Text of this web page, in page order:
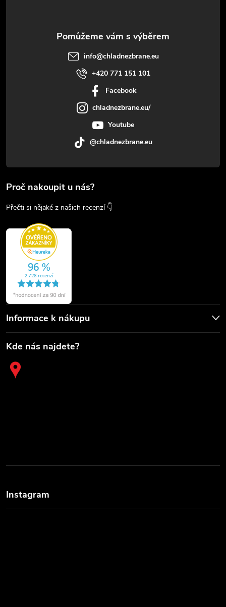
info@chladnezbrane.eu
+420 771 151 101
Facebook
chladnezbrane.eu/
Youtube
@chladnezbrane.eu
Proč nakoupit u nás?
Přečti si nějaké z našich recenzí 👇
Informace k nákupu
Kde nás najdete?
Instagram